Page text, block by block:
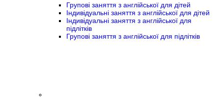
Групові заняття з англійської для дітей
Індивідуальні заняття з англійської для дітей
Індивідуальні заняття з англійської для
підлітків
Групові заняття з англійської для підлітків